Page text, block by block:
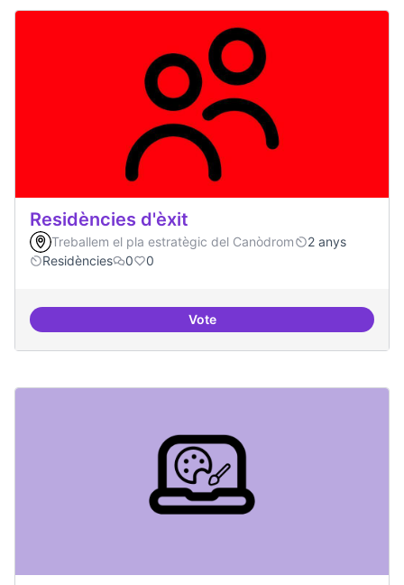
Residències d'èxit
Treballem el pla estratègic del Canòdrom
2 anys
Residències
0 0
VoteResidències d'èxit